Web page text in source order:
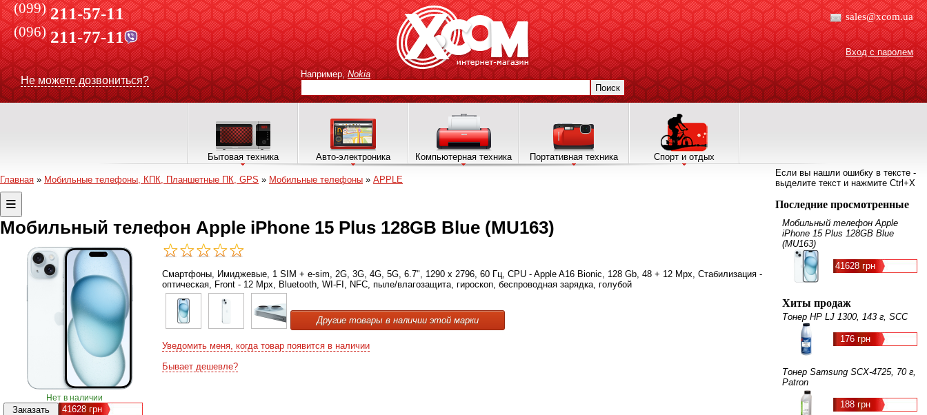
(099) 211-57-11
(096)211-77-11
Не можете дозвониться?
sales@xcom.ua
Вход с паролем
Например, Nokia
Поиск
Бытовая техника Авто-электроника Компьютерная техника Портативная техника Спорт и отдых
Главная » Мобильные телефоны, КПК, Планшетные ПК, GPS » Мобильные телефоны » APPLE
Мобильный телефон Apple iPhone 15 Plus 128GB Blue (MU163)
Нет в наличии
41628грн
Смартфоны, Имиджевые, 1 SIM + e-sim, 2G, 3G, 4G, 5G, 6.7", 1290 х 2796, 60 Гц, CPU - Apple A16 Bionic, 128 Gb, 48 + 12 Mpx, Стабилизация -
оптическая, Front - 12 Mpx, Bluetooth, WI-FI, NFC, пыле/влагозащита, гироскоп, беспроводная зарядка, голубой
Другие товары в наличии этой марки
Уведомить меня, когда товар появится в наличии
Бывает дешевле?
Если вы нашли ошибку в тексте -
выделите текст и нажмите Ctrl+X
Последние просмотренные
Мобильный телефон Apple
iPhone 15 Plus 128GB Blue
(MU163)
41628 грн
Хиты продаж
Тонер HP LJ 1300, 143 г, SCC
176 грн
Тонер Samsung SCX-4725, 70 г,
Patron
188 грн